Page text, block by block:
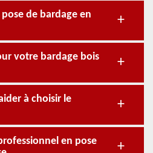
de bardage en
votre bardage bois
à choisir le
en pose